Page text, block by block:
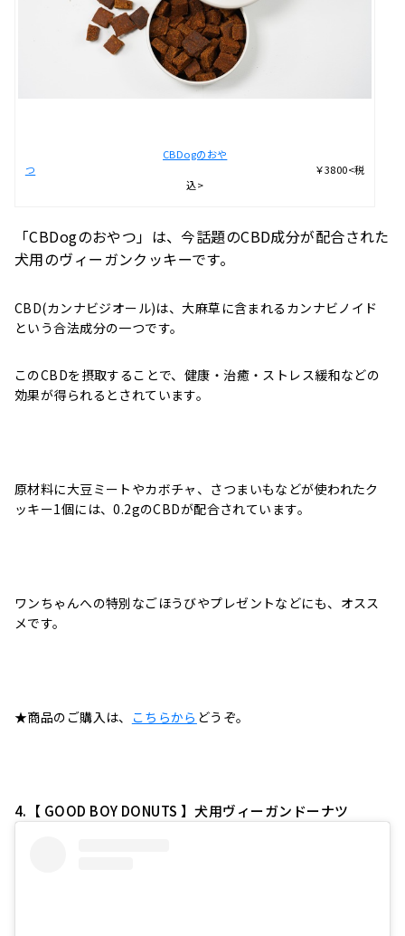
CBDogのおや
つ ￥3800<税
込>
「CBDogのおやつ 」は、今話題のCBD成分が配合された
犬用のヴィーガンクッキーです。
CBD(カンナビジオール)は、大麻草に含まれるカンナビノイド
という合法成分の一つです。
このCBDを摂取することで、健康・治癒・ストレス緩和などの
効果が得られるとされています。
原材料に大豆ミートやカボチャ、さつまいもなどが使われたク
ッキー1個には、0.2gのCBDが配合されています。
ワンちゃんへの特別なごほうびやプレゼントなどにも、オスス
メです。
★商品のご購入は、 こちらから どうぞ。
4.【 GOOD BOY DONUTS 】犬用ヴィーガンドーナツ